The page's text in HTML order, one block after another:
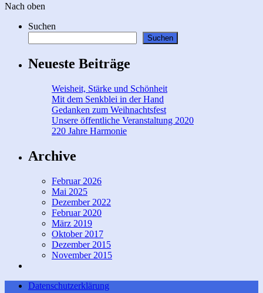
Nach oben
Suchen
Suchen
Neueste Beiträge
Weisheit, Stärke und Schönheit
Mit dem Senkblei in der Hand
Gedanken zum Weihnachtsfest
Unsere öffentliche Veranstaltung 2020
220 Jahre Harmonie
Archive
Februar 2026
Mai 2025
Dezember 2022
Februar 2020
März 2019
Oktober 2017
Dezember 2015
November 2015
Datenschutzerklärung